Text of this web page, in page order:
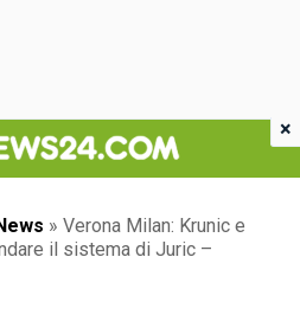
» Verona Milan: Krunic e
il sistema di Juric –
×